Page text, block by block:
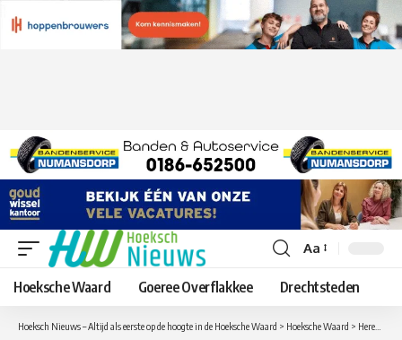
Lettergrootte
aanpassen
Aa
Hoeksche Waard Goeree Overflakkee Drechtsteden
Hoeksch Nieuws – Altijd als eerste op de hoogte in de Hoeksche Waard > Hoeksche Waard > Herensoos De Drie Lelies in Puttershoek op maandag 9 januari